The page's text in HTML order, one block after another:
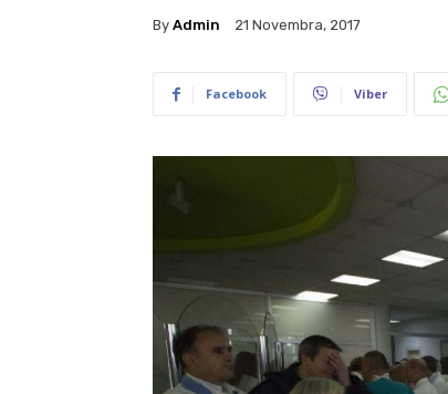
By Admin 21 Novembra, 2017
Facebook Viber